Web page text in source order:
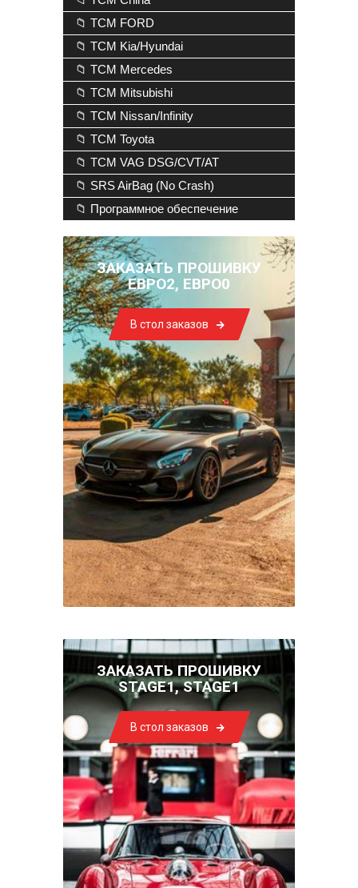
📁 TCM FORD
📁 TCM Kia/Hyundai
📁 TCM Mercedes
📁 TCM Mitsubishi
📁 TCM Nissan/Infinity
📁 TCM Toyota
📁 TCM VAG DSG/CVT/AT
📁 SRS AirBag (No Crash)
📁 Программное обеспечение
ЗАКАЗАТЬ ПРОШИВКУ
ЕВРО2, ЕВРО0
В стол заказов
ЗАКАЗАТЬ ПРОШИВКУ
STAGE1, STAGE1
В стол заказов